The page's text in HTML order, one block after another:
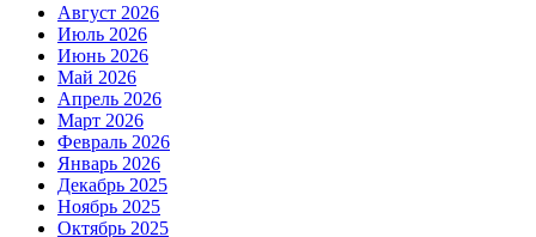
Август 2026
Июль 2026
Июнь 2026
Май 2026
Апрель 2026
Март 2026
Февраль 2026
Январь 2026
Декабрь 2025
Ноябрь 2025
Октябрь 2025